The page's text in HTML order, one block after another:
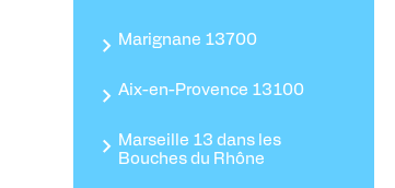
Marignane 13700
Aix-en-Provence 13100
Marseille 13 dans les
Bouches du Rhône